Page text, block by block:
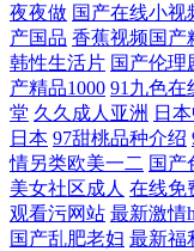
夜夜做 国产在线小视
产国品 香蕉视频国产
韩性生活片 国产伦理
产精品1000 91九色在
堂 久久成人亚洲 日
日本 97甜桃品种介绍
情另类欧美一二 国产
美女社区成人 在线免
观看污网站 最新激情
国产乱肥老妇 最新福